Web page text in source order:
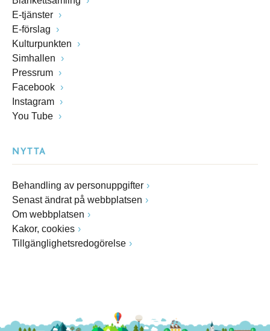
E-tjänster
E-förslag
Kulturpunkten
Simhallen
Pressrum
Facebook
Instagram
You Tube
NYTTA
Behandling av personuppgifter
Senast ändrat på webbplatsen
Om webbplatsen
Kakor, cookies
Tillgänglighetsredogörelse